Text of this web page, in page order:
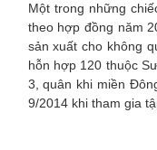
Một trong những
theo hợp đồng năm
sản xuất cho không
hỗn hợp 120 thuộc
3, quân khi miền
9/2014 khi tham gia